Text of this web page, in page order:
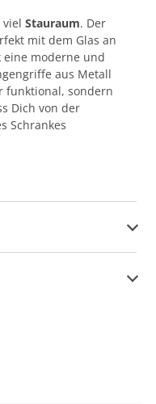
Stauraum. Der
mit dem Glas an
eine moderne und
aus Metall
funktional, sondern
Dich von der
Schrankes